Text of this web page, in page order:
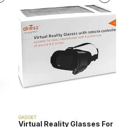
GADGET
Virtual Reality Glasses For